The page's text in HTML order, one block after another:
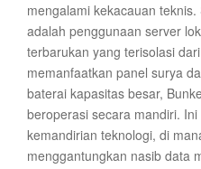
mengalami kekacauan
adalah penggunaan server
terbarukan yang terisolasi
memanfaatkan panel surya
baterai kapasitas besar,
beroperasi secara mandiri.
kemandirian teknologi, di
menggantungkan nasib data